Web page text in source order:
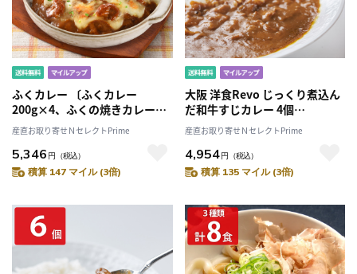
ふくカレー 〔ふくカレー
200g×4、ふくの焼きカレー
200g×2〕
産直お取り寄せＮセレクトPrime
5,346 円 （税込）
積算 147 マイル (3倍)
大阪 洋食Revo じっくり煮込ん
だ和牛すじカレー 4個
〔200g×4〕［北海道・沖縄・
離島 お届け不可］
産直お取り寄せＮセレクトPrime
4,954円 （税込）
積算 135 マイル (3倍)